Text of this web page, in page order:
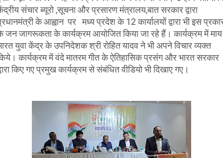
संचार ब्यूरो ,सूचना और प्रसारण मंत्रालय,बात सरकार द्वारा
के आह्वान पर मध्य प्रदेश के 12 कार्यालयों द्वारा भी इस
जन जागरूकता के कार्यक्रम आयोजित किया जा रहे हैं। कार्यक्रम में माय
युवा केंद्र के उपनिदेशक श्री रोहित यादव ने भी अपने विचार व्यक्त
कार्यक्रम में वंदे मातरम गीत के ऐतिहासिक प्रसंग और भारत सरकार
किए गए प्रमुख कार्यक्रम से संबंधित वीडियो भी दिखाए गए।